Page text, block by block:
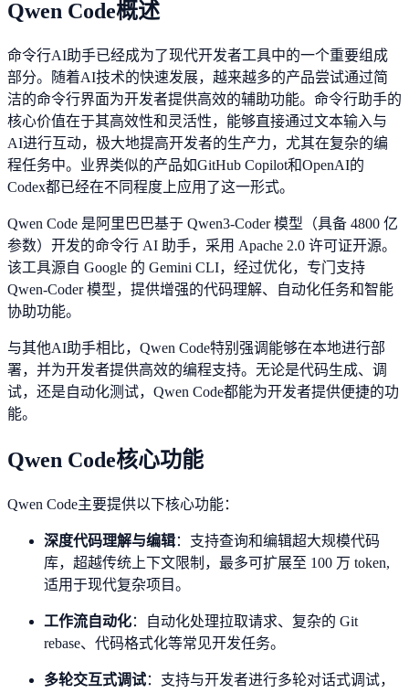
Qwen Code概述
命令行AI助手已经成为了现代开发者工具中的一个重要组成
部分。随着AI技术的快速发展，越来越多的产品尝试通过简
洁的命令行界面为开发者提供高效的辅助功能。命令行助手的
核心价值在于其高效性和灵活性，能够直接通过文本输入与
AI进行互动，极大地提高开发者的生产力，尤其在复杂的编
程任务中。业界类似的产品如GitHub Copilot和OpenAI的
Codex都已经在不同程度上应用了这一形式。
Qwen Code 是阿里巴巴基于 Qwen3-Coder 模型（具备 4800 亿
参数）开发的命令行 AI 助手，采用 Apache 2.0 许可证开源。
该工具源自 Google 的 Gemini CLI，经过优化，专门支持
Qwen-Coder 模型，提供增强的代码理解、自动化任务和智能
协助功能。
与其他AI助手相比，Qwen Code特别强调能够在本地进行部
署，并为开发者提供高效的编程支持。无论是代码生成、调
试，还是自动化测试，Qwen Code都能为开发者提供便捷的功
能。
Qwen Code核心功能
Qwen Code主要提供以下核心功能：
深度代码理解与编辑：支持查询和编辑超大规模代码
库，超越传统上下文限制，最多可扩展至 100 万 token,
适用于现代复杂项目。
工作流自动化：自动化处理拉取请求、复杂的 Git
rebase、代码格式化等常见开发任务。
多轮交互式调试：支持与开发者进行多轮对话式调试，